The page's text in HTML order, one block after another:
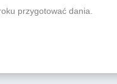
przygotować dania.